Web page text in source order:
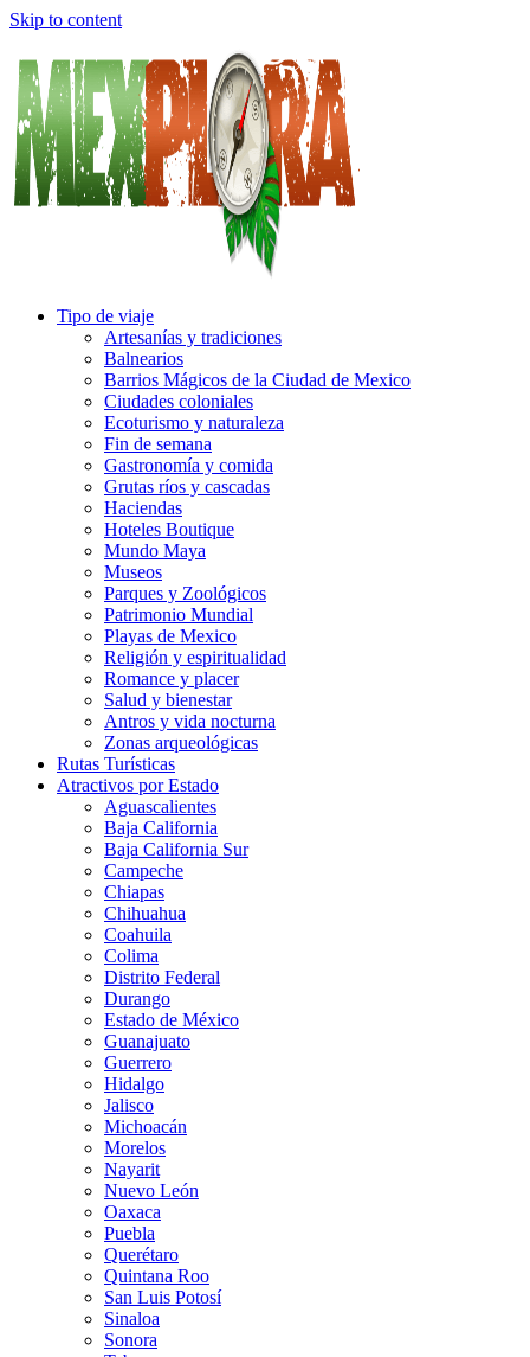
Skip to content
Tipo de viaje
Artesanías y tradiciones
Balnearios
Barrios Mágicos de la Ciudad de Mexico
Ciudades coloniales
Ecoturismo y naturaleza
Fin de semana
Gastronomía y comida
Grutas ríos y cascadas
Haciendas
Hoteles Boutique
Mundo Maya
Museos
Parques y Zoológicos
Patrimonio Mundial
Playas de Mexico
Religión y espiritualidad
Romance y placer
Salud y bienestar
Antros y vida nocturna
Zonas arqueológicas
Rutas Turísticas
Atractivos por Estado
Aguascalientes
Baja California
Baja California Sur
Campeche
Chiapas
Chihuahua
Coahuila
Colima
Distrito Federal
Durango
Estado de México
Guanajuato
Guerrero
Hidalgo
Jalisco
Michoacán
Morelos
Nayarit
Nuevo León
Oaxaca
Puebla
Querétaro
Quintana Roo
San Luis Potosí
Sinaloa
Sonora